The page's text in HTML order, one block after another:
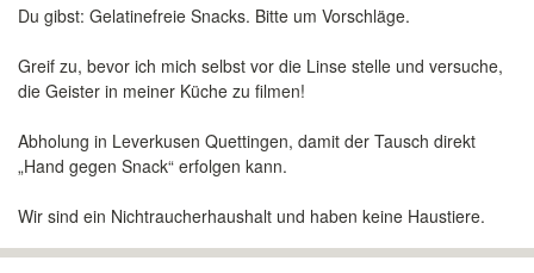
​Du gibst: Gelatinefreie Snacks. Bitte um Vorschläge.
​Greif zu, bevor ich mich selbst vor die Linse stelle und versuche,
die Geister in meiner Küche zu filmen!
​Abholung in Leverkusen Quettingen, damit der Tausch direkt
„Hand gegen Snack“ erfolgen kann.
Wir sind ein Nichtraucherhaushalt und haben keine Haustiere.